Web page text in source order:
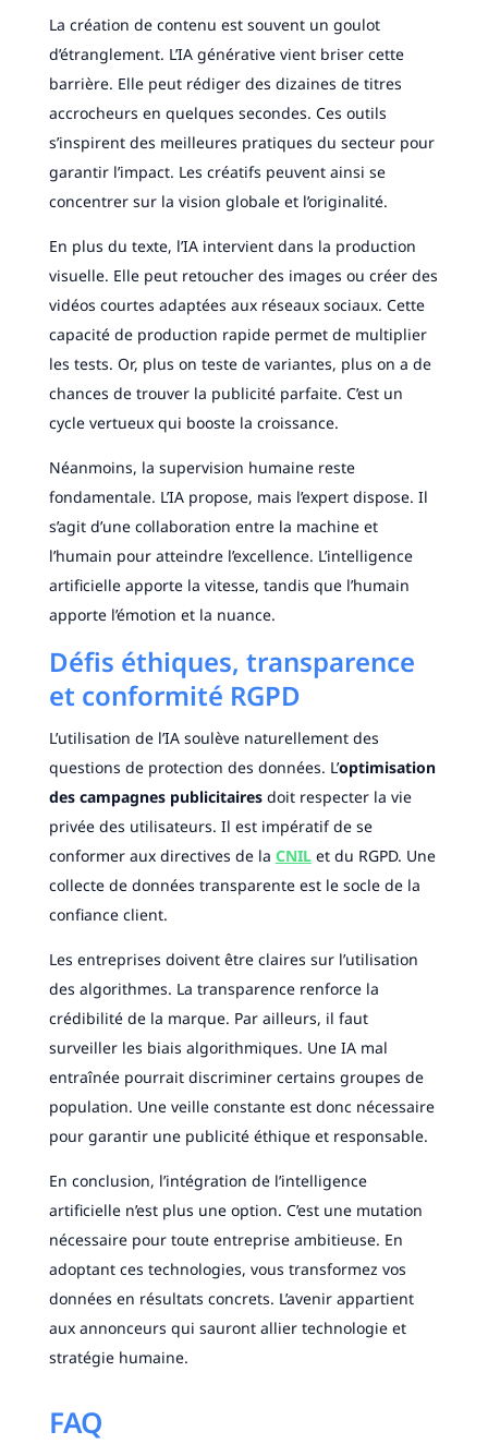
La création de contenu est souvent un goulot
d’étranglement. L’IA générative vient briser cette
barrière. Elle peut rédiger des dizaines de titres
accrocheurs en quelques secondes. Ces outils
s’inspirent des meilleures pratiques du secteur pour
garantir l’impact. Les créatifs peuvent ainsi se
concentrer sur la vision globale et l’originalité.
En plus du texte, l’IA intervient dans la production
visuelle. Elle peut retoucher des images ou créer des
vidéos courtes adaptées aux réseaux sociaux. Cette
capacité de production rapide permet de multiplier
les tests. Or, plus on teste de variantes, plus on a de
chances de trouver la publicité parfaite. C’est un
cycle vertueux qui booste la croissance.
Néanmoins, la supervision humaine reste
fondamentale. L’IA propose, mais l’expert dispose. Il
s’agit d’une collaboration entre la machine et
l’humain pour atteindre l’excellence. L’intelligence
artificielle apporte la vitesse, tandis que l’humain
apporte l’émotion et la nuance.
Défis éthiques, transparence
et conformité RGPD
L’utilisation de l’IA soulève naturellement des
questions de protection des données. L’optimisation
des campagnes publicitairesdoit respecter la vie
privée des utilisateurs. Il est impératif de se
conformer aux directives de la CNILet du RGPD. Une
collecte de données transparente est le socle de la
confiance client.
Les entreprises doivent être claires sur l’utilisation
des algorithmes. La transparence renforce la
crédibilité de la marque. Par ailleurs, il faut
surveiller les biais algorithmiques. Une IA mal
entraînée pourrait discriminer certains groupes de
population. Une veille constante est donc nécessaire
pour garantir une publicité éthique et responsable.
En conclusion, l’intégration de l’intelligence
artificielle n’est plus une option. C’est une mutation
nécessaire pour toute entreprise ambitieuse. En
adoptant ces technologies, vous transformez vos
données en résultats concrets. L’avenir appartient
aux annonceurs qui sauront allier technologie et
stratégie humaine.
FAQ